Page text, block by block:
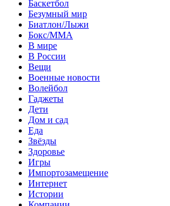
Баскетбол
Безумный мир
Биатлон/Лыжи
Бокс/MMA
В мире
В России
Вещи
Военные новости
Волейбол
Гаджеты
Дети
Дом и сад
Еда
Звёзды
Здоровье
Игры
Импортозамещение
Интернет
Истории